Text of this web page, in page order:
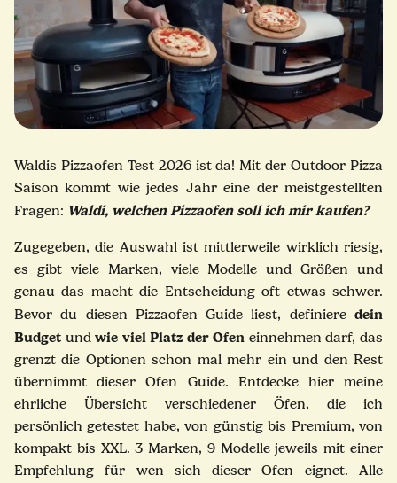
Waldis Pizzaofen Test 2026 ist da! Mit der Outdoor Pizza
Saison kommt wie jedes Jahr eine der meistgestellten
Fragen: Waldi, welchen Pizzaofen soll ich mir kaufen?
Zugegeben, die Auswahl ist mittlerweile wirklich riesig,
es gibt viele Marken, viele Modelle und Größen und
genau das macht die Entscheidung oft etwas schwer.
Bevor du diesen Pizzaofen Guide liest, definiere dein
Budget undwie viel Platz der Ofen einnehmen darf, das
grenzt die Optionen schon mal mehr ein und den Rest
übernimmt dieser Ofen Guide. Entdecke hier meine
ehrliche Übersicht verschiedener Öfen, die ich
persönlich getestet habe, von günstig bis Premium, von
kompakt bis XXL. 3 Marken, 9 Modelle jeweils mit einer
Empfehlung für wen sich dieser Ofen eignet. Alle